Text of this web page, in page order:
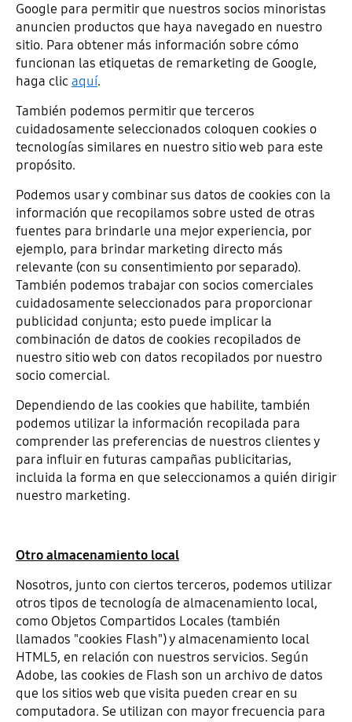
Google para permitir que nuestros socios minoristas
anuncien productos que haya navegado en nuestro
sitio. Para obtener más información sobre cómo
funcionan las etiquetas de remarketing de Google,
haga clicaquí.
También podemos permitir que terceros
cuidadosamente seleccionados coloquen cookies o
tecnologías similares en nuestro sitio web para este
propósito.
Podemos usar y combinar sus datos de cookies con la
información que recopilamos sobre usted de otras
fuentes para brindarle una mejor experiencia, por
ejemplo, para brindar marketing directo más
relevante (con su consentimiento por separado).
También podemos trabajar con socios comerciales
cuidadosamente seleccionados para proporcionar
publicidad conjunta; esto puede implicar la
combinación de datos de cookies recopilados de
nuestro sitio web con datos recopilados por nuestro
socio comercial.
Dependiendo de las cookies que habilite, también
podemos utilizar la información recopilada para
comprender las preferencias de nuestros clientes y
para influir en futuras campañas publicitarias,
incluida la forma en que seleccionamos a quién dirigir
nuestro marketing.
Otro almacenamiento local
Nosotros, junto con ciertos terceros, podemos utilizar
otros tipos de tecnología de almacenamiento local,
como Objetos Compartidos Locales (también
llamados "cookies Flash") y almacenamiento local
HTML5, en relación con nuestros servicios. Según
Adobe, las cookies de Flash son un archivo de datos
que los sitios web que visita pueden crear en su
computadora. Se utilizan con mayor frecuencia para